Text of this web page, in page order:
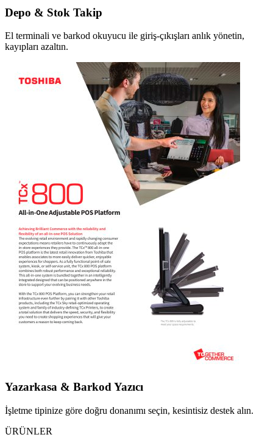
Depo & Stok Takip
El terminali ve barkod okuyucu ile giriş-çıkışları anlık yönetin,
kayıpları azaltın.
Yazarkasa & Barkod Yazıcı
İşletme tipinize göre doğru donanımı seçin, kesintisiz destek alın.
ÜRÜNLER